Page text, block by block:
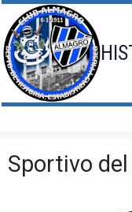
Saltar
al
contenido
Sportivo